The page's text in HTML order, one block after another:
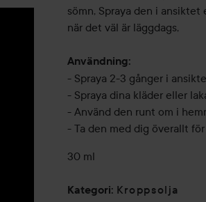
sömn, Spraya den i
när det väl är läggdags,
Användning:
- Spraya 2-3 gånger i
- Spraya dina kläder eller
- Använd den runt om i
- Ta den med dig överallt
30 ml
Kategori: Kroppsolja